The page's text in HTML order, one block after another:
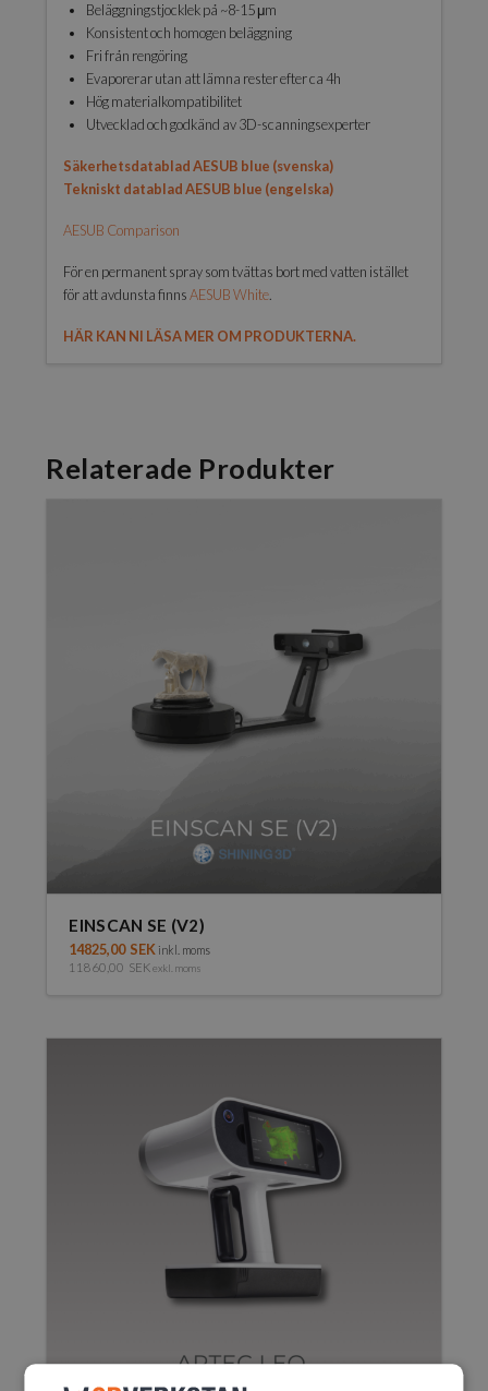
Beläggningstjocklek på ~8-15 μm
Konsistent och homogen beläggning
Fri från rengöring
Evaporerar utan att lämna rester efter ca 4h
Hög materialkompatibilitet
Utvecklad och godkänd av 3D-scanningsexperter
Säkerhetsdatablad AESUB blue (svenska)
Tekniskt datablad AESUB blue (engelska)
AESUB Comparison
För en permanent spray som tvättas bort med vatten istället
för att avdunsta finnsAESUB White.
HÄR KAN NI LÄSA MER OM PRODUKTERNA.
Relaterade Produkter
EINSCAN SE (V2)
14825,00 SEK inkl. moms
11860,00 SEK exkl. moms